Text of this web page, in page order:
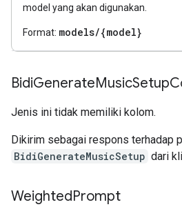
model yang akan digunakan.
Format: models/{model}
BidiGenerateMusicSetup
Jenis ini tidak memiliki kolom.
Dikirim sebagai respons terhadap
BidiGenerateMusicSetup dari
WeightedPrompt